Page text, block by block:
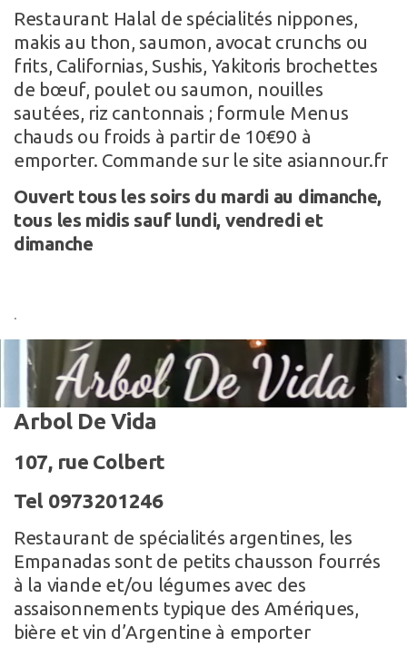
Restaurant Halal de spécialités nippones,
makis au thon, saumon, avocat crunchs ou
frits, Californias, Sushis, Yakitoris brochettes
de bœuf, poulet ou saumon, nouilles
sautées, riz cantonnais ; formule Menus
chauds ou froids à partir de 10€90 à
emporter. Commande sur le site asiannour.fr
Ouvert tous les soirs du mardi au dimanche,
tous les midis sauf lundi, vendredi et
dimanche
.
Arbol De Vida
107, rue Colbert
Tel 0973201246
Restaurant de spécialités argentines, les
Empanadas sont de petits chausson fourrés
à la viande et/ou légumes avec des
assaisonnements typique des Amériques,
bière et vin d’Argentine à emporter